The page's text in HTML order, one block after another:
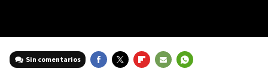
Sin comentarios